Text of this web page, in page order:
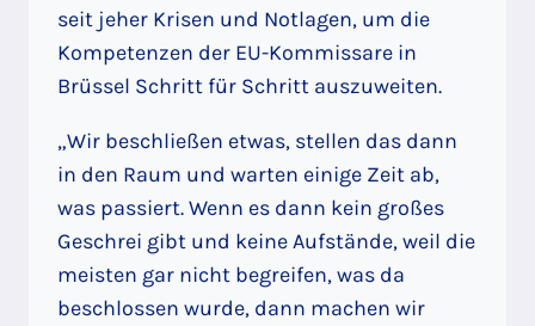
seit jeher Krisen und Notlagen, um die
Kompetenzen der EU-Kommissare in
Brüssel Schritt für Schritt auszuweiten.
„Wir beschließen etwas, stellen das dann
in den Raum und warten einige Zeit ab,
was passiert. Wenn es dann kein großes
Geschrei gibt und keine Aufstände, weil die
meisten gar nicht begreifen, was da
beschlossen wurde, dann machen wir